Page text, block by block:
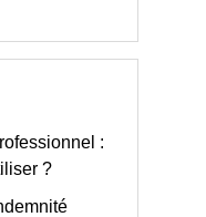
:
?